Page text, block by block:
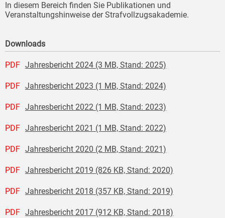
In diesem Bereich finden Sie Publikationen und
Veranstaltungshinweise der Strafvollzugsakademie.
Downloads
PDF Jahresbericht 2024 (3 MB, Stand: 2025)
PDF Jahresbericht 2023 (1 MB, Stand: 2024)
PDF Jahresbericht 2022 (1 MB, Stand: 2023)
PDF Jahresbericht 2021 (1 MB, Stand: 2022)
PDF Jahresbericht 2020 (2 MB, Stand: 2021)
PDF Jahresbericht 2019 (826 KB, Stand: 2020)
PDF Jahresbericht 2018 (357 KB, Stand: 2019)
PDF Jahresbericht 2017 (912 KB, Stand: 2018)